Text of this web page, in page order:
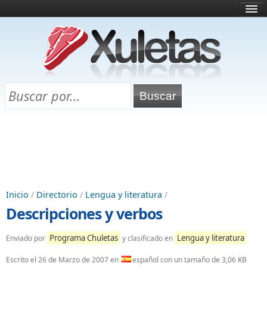
¿Qué es esto?
Directorio
Chuletas para exámenes
Inicio / Directorio / Lengua y literatura /
Descripciones y verbos
Enviado por Programa Chuletas y clasificado en Lengua y literatura
Escrito el 26 de Marzo de 2007en español con un tamaño de 3,06 KB